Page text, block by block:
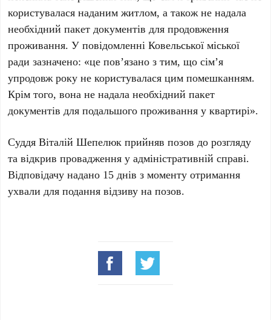
користувалася наданим житлом, а також не надала
необхідний пакет документів для продовження
проживання. У повідомленні Ковельської міської
ради зазначено: «це пов’язано з тим, що сім’я
упродовж року не користувалася цим помешканням.
Крім того, вона не надала необхідний пакет
документів для подальшого проживання у квартирі».
Суддя Віталій Шепелюк прийняв позов до розгляду
та відкрив провадження у адміністративній справі.
Відповідачу надано 15 днів з моменту отримання
ухвали для подання відзиву на позов.